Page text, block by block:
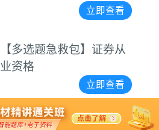
等专项突破视频
立即查看
【多选题急救包】证券从
业资格
立即查看